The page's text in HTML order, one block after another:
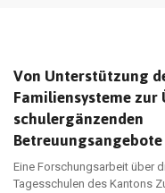
Von Unterstützung
Familiensysteme
schulergänzenden
Betreuungsangebote
Eine Forschungsarbeit über
Tagesschulen des Kantons